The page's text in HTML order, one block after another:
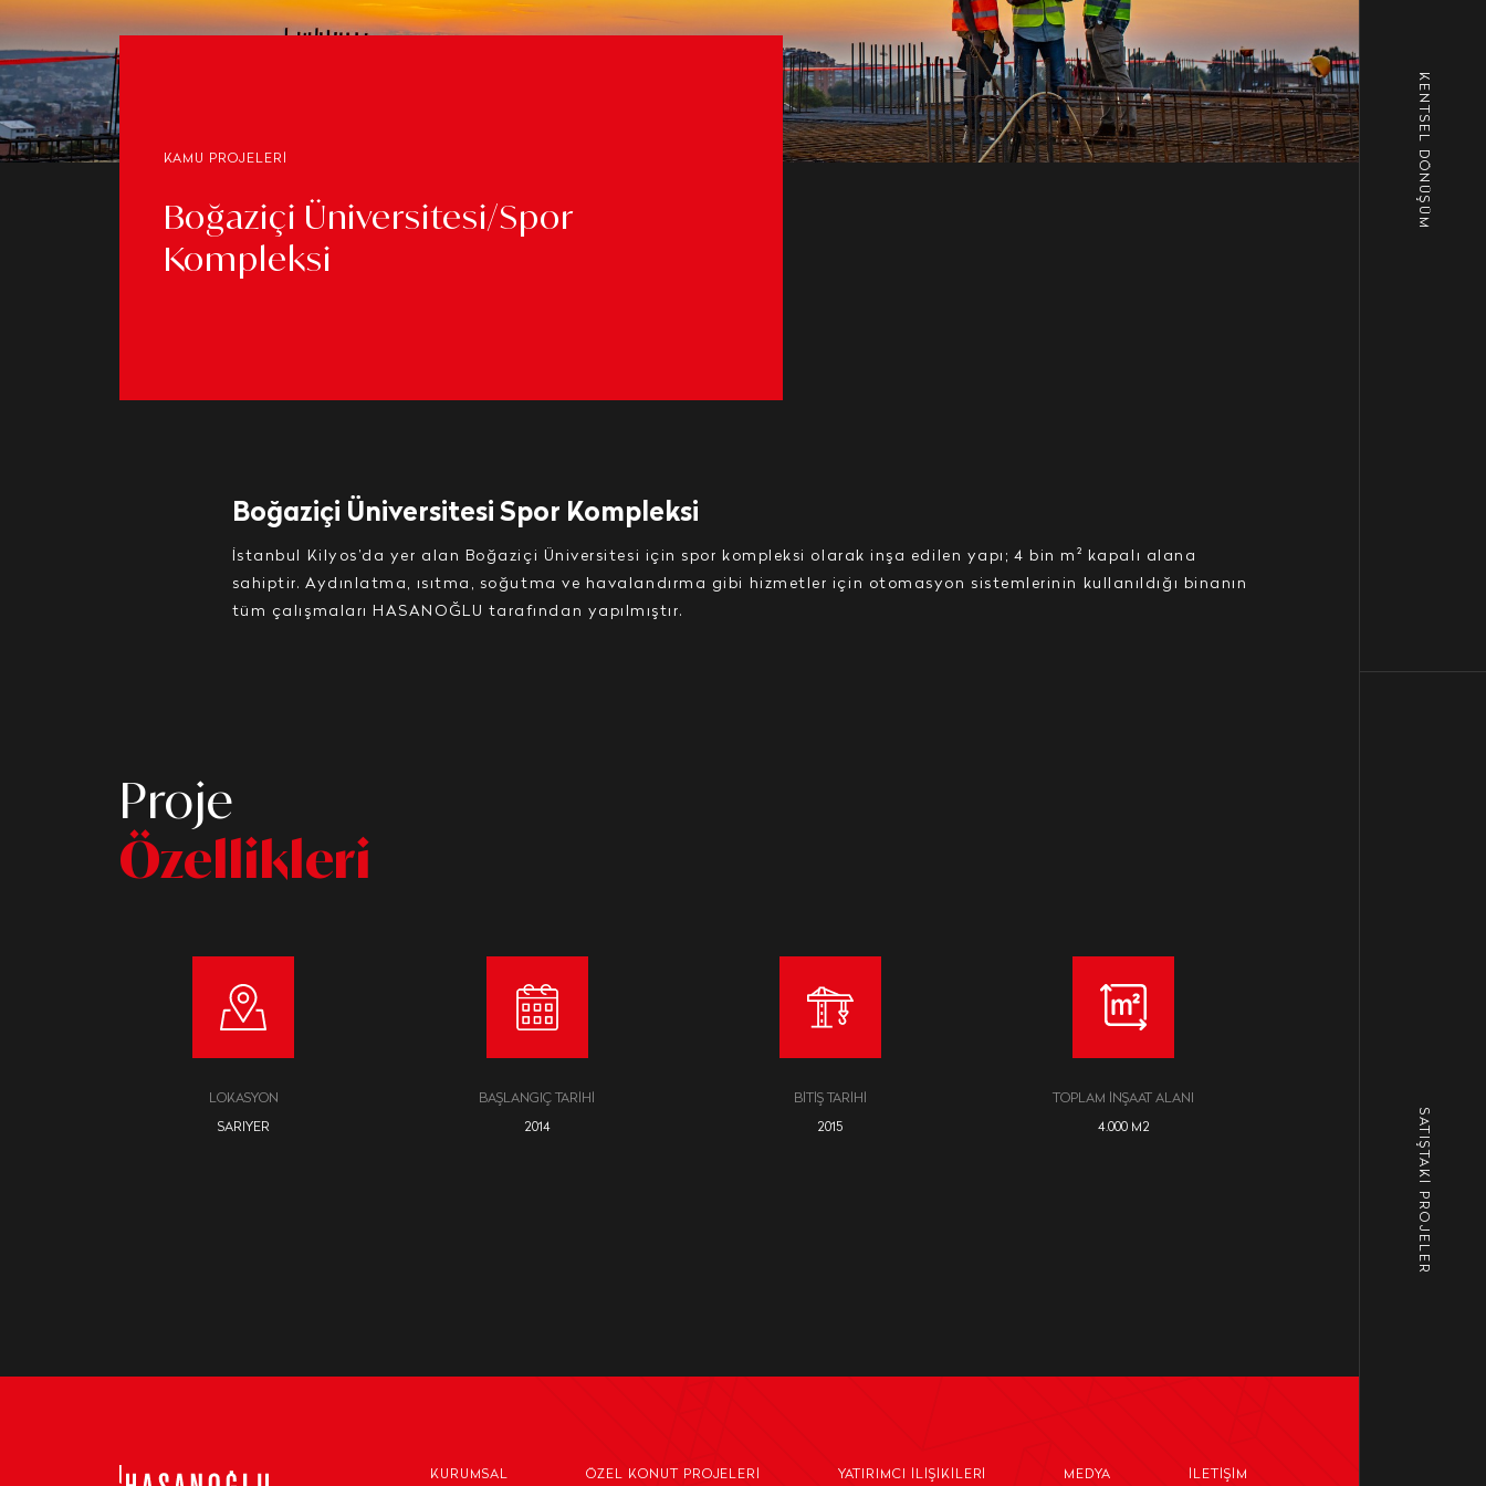
KENTSEL DÖNÜŞÜM
SATIŞTAKİ PROJELER
KAMU PROJELERİ
Boğaziçi Üniversitesi/Spor
Kompleksi
Boğaziçi Üniversitesi Spor Kompleksi
İstanbul Kilyos’da yer alan Boğaziçi Üniversitesi için spor kompleksi olarak inşa edilen yapı; 4 bin m² kapalı alana
sahiptir. Aydınlatma, ısıtma, soğutma ve havalandırma gibi hizmetler için otomasyon sistemlerinin kullanıldığı binanın
tüm çalışmaları HASANOĞLU tarafından yapılmıştır.
Proje
Özellikleri
LOKASYON
SARIYER
BAŞLANGIÇ TARIHI
2014
BITIŞ TARIHI
2015
TOPLAM İNŞAAT ALANI
4.000 M2
KURUMSAL ÖZEL KONUT PROJELERI YATIRIMCI İLIŞIKILERI MEDYA İLETIŞIM